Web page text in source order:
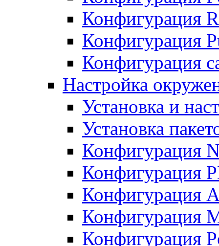
Конфигурация
Конфигурация
Конфигурация
Настройка
Установка и
Установка
Конфигурация
Конфигурация
Конфигурация
Конфигурация
Конфигурация